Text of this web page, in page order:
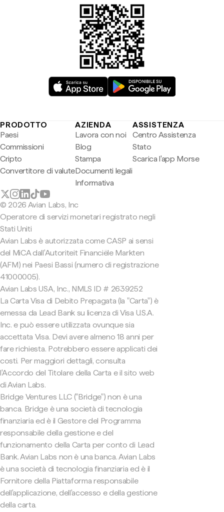
PRODOTTO
Paesi
Commissioni
Cripto
Convertitore di valute
AZIENDA
Lavora con noi
Blog
Stampa
Documenti legali
Informativa
ASSISTENZA
Centro Assistenza
Stato
Scarica l'app Morse
© 2026 Avian Labs, Inc
Operatore di servizi monetari registrato negli
Stati Uniti
Avian Labs è autorizzata come CASP ai sensi
del MiCA dall'Autoriteit Financiële Markten
(AFM) nei Paesi Bassi (numero di registrazione
41000005).
Avian Labs USA, Inc., NMLS ID # 2639252
La Carta Visa di Debito Prepagata (la "Carta") è
emessa da Lead Bank su licenza di Visa U.S.A.
Inc. e può essere utilizzata ovunque sia
accettata Visa. Devi avere almeno 18 anni per
fare richiesta. Potrebbero essere applicati dei
costi. Per maggiori dettagli, consulta
l'Accordo del Titolare della Carta e il sito web
di Avian Labs.
Bridge Ventures LLC ("Bridge") non è una
banca. Bridge è una società di tecnologia
finanziaria ed è il Gestore del Programma
responsabile della gestione e del
funzionamento della Carta per conto di Lead
Bank. Avian Labs non è una banca. Avian Labs
è una società di tecnologia finanziaria ed è il
Fornitore della Piattaforma responsabile
dell'applicazione, dell'accesso e della gestione
della carta.